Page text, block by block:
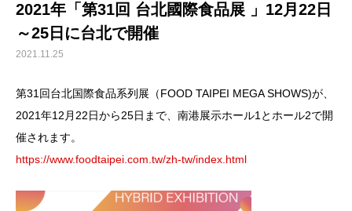
2021年「第31回 台北國際食品展 」12月22日
～25日に台北で開催
2021.11.25
第31回台北国際食品系列展（FOOD TAIPEI MEGA SHOWS)が、
2021年12月22日から25日まで、南港展示ホール1とホール2で開
催されます。
https://www.foodtaipei.com.tw/zh-tw/index.html